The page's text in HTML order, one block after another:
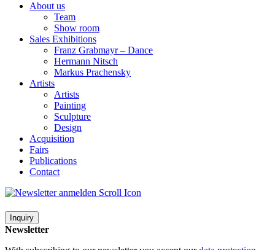
About us
Team
Show room
Sales Exhibitions
Franz Grabmayr – Dance
Hermann Nitsch
Markus Prachensky
Artists
Artists
Painting
Sculpture
Design
Acquisition
Fairs
Publications
Contact
Inquiry
Newsletter